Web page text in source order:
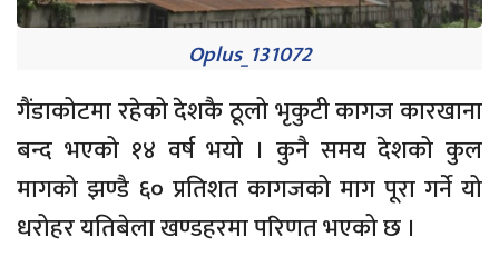
Oplus_131072
गैंडाकोटमा रहेको देशकै ठूलो भृकुटी कागज कारखाना
बन्द भएको १४ वर्ष भयो । कुनै समय देशको कुल
मागको झण्डै ६० प्रतिशत कागजको माग पूरा गर्ने यो
धरोहर यतिबेला खण्डहरमा परिणत भएको छ ।